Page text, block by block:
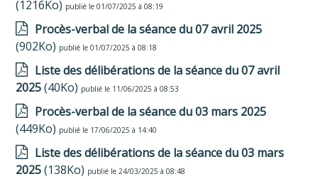
(1216Ko) publié le 01/07/2025 à 08:19
Procès-verbal de la séance du 07 avril 2025
(902Ko) publié le 01/07/2025 à 08:18
Liste des délibérations de la séance du 07 avril
2025(40Ko) publié le 11/06/2025 à 08:53
Procès-verbal de la séance du 03 mars 2025
(449Ko) publié le 17/06/2025 à 14:40
Liste des délibérations de la séance du 03 mars
2025(138Ko) publié le 24/03/2025 à 08:48